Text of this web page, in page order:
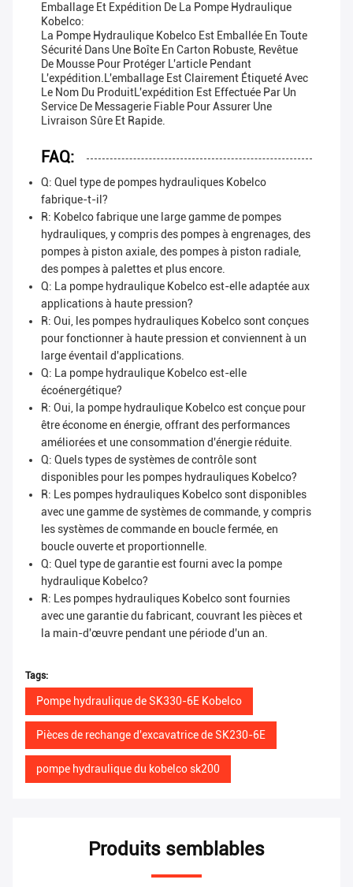
Emballage Et Expédition De La Pompe Hydraulique
Kobelco:
La Pompe Hydraulique Kobelco Est Emballée En Toute
Sécurité Dans Une Boîte En Carton Robuste, Revêtue
De Mousse Pour Protéger L'article Pendant
L'expédition.L'emballage Est Clairement Étiqueté Avec
Le Nom Du ProduitL'expédition Est Effectuée Par Un
Service De Messagerie Fiable Pour Assurer Une
Livraison Sûre Et Rapide.
FAQ:
Q: Quel type de pompes hydrauliques Kobelco
fabrique-t-il?
R: Kobelco fabrique une large gamme de pompes
hydrauliques, y compris des pompes à engrenages, des
pompes à piston axiale, des pompes à piston radiale,
des pompes à palettes et plus encore.
Q: La pompe hydraulique Kobelco est-elle adaptée aux
applications à haute pression?
R: Oui, les pompes hydrauliques Kobelco sont conçues
pour fonctionner à haute pression et conviennent à un
large éventail d'applications.
Q: La pompe hydraulique Kobelco est-elle
écoénergétique?
R: Oui, la pompe hydraulique Kobelco est conçue pour
être économe en énergie, offrant des performances
améliorées et une consommation d'énergie réduite.
Q: Quels types de systèmes de contrôle sont
disponibles pour les pompes hydrauliques Kobelco?
R: Les pompes hydrauliques Kobelco sont disponibles
avec une gamme de systèmes de commande, y compris
les systèmes de commande en boucle fermée, en
boucle ouverte et proportionnelle.
Q: Quel type de garantie est fourni avec la pompe
hydraulique Kobelco?
R: Les pompes hydrauliques Kobelco sont fournies
avec une garantie du fabricant, couvrant les pièces et
la main-d'œuvre pendant une période d'un an.
Tags:
Pompe hydraulique de SK330-6E Kobelco
Pièces de rechange d'excavatrice de SK230-6E
pompe hydraulique du kobelco sk200
Produits semblables